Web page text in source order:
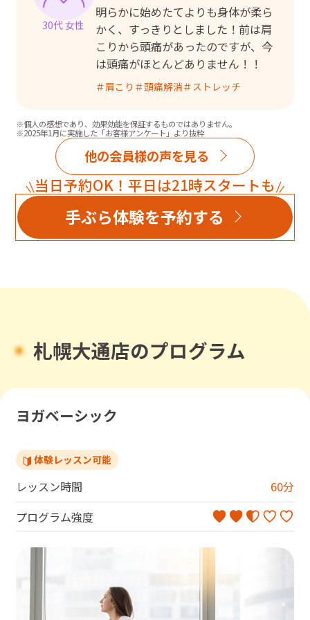
30代 女性
明らかに始めたてよりも身体が柔ら
かく、すっきりとしました！前は肩
こりから頭痛があったのですが、今
は頭痛がほとんどありません！！
＃肩こり ＃頭痛解消＃ストレッチ
※個人の感想であり、効果効能を保証するものではありません。
※2025年1月に実施した「お客様アンケート」より抜粋
他の会員様の声を見る
当日予約OK！平日は21時スタートも
手ぶら体験を予約する
札幌大通店のプログラム
ヨガベーシック
体験レッスン可能
レッスン時間 60分
プログラム強度